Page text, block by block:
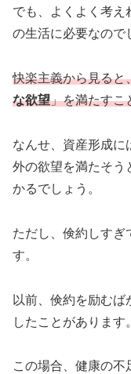
でも、よくよく考え
の生活に必要なので
快楽主義から見ると
な欲望」を満たすこ
なんせ、資産形成に
外の欲望を満たそう
かるでしょう。
ただし、倹約しすぎ
す。
以前、倹約を励む
したことがあります。
この場合、健康の